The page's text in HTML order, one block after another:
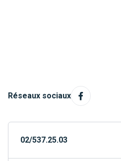
Réseaux sociaux
02/537.25.03